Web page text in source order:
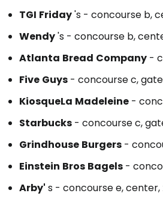
TGI Friday's - concourse b,
Wendy's - concourse b,
Atlanta Bread Company -
Five Guys - concourse c,
KiosqueLa Madeleine -
Starbucks - concourse c,
Grindhouse Burgers -
Einstein Bros Bagels -
Arby' s - concourse e,